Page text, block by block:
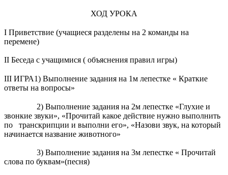
ХОД УРОКА
I Приветствие (учащиеся разделены на 2 команды на
перемене)
II Беседа с учащимися ( объяснения правил игры)
III ИГРА1) Выполнение задания на 1м лепестке « Краткие
ответы на вопросы»
2) Выполнение задания на 2м лепестке «Глухие и
звонкие звуки», «Прочитай какое действие нужно выполнить
по транскрипции и выполни его», «Назови звук, на который
начинается название животного»
3) Выполнение задания на 3м лепестке « Прочитай
слова по буквам»(песня)